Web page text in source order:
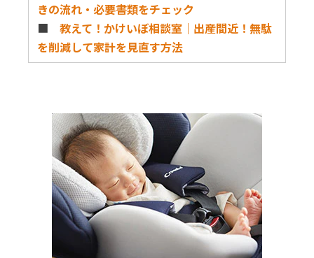
きの流れ・必要書類をチェック
■教えて！かけいぼ相談室｜出産間近！無駄
を削減して家計を見直す方法